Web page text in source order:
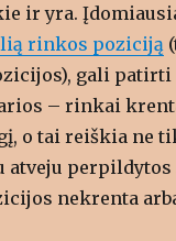
ir yra.
rinkos poziciją
gali patirti
– rinkai
o tai reiškia ne
atveju perpildytos
nekrenta